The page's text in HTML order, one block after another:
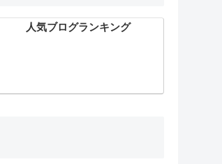
人気ブログランキング